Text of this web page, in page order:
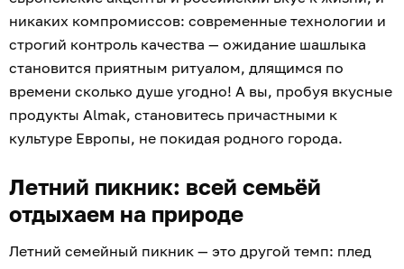
никаких компромиссов: современные технологии и
строгий контроль качества — ожидание шашлыка
становится приятным ритуалом, длящимся по
времени сколько душе угодно! А вы, пробуя вкусные
продукты Almak, становитесь причастными к
культуре Европы, не покидая родного города.
Летний пикник: всей семьёй
отдыхаем на природе
Летний семейный пикник — это другой темп: плед